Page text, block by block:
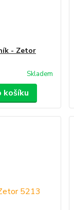
- Zetor
Skladem
košíku